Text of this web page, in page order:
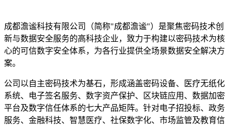
成都澹谧科技有限公司（简称"成都澹谧"）是聚焦密码技术创
新与数据安全服务的高科技企业，致力于构建以密码技术为核
心的可信数字安全体系，为各行业提供全场景数据安全解决方
案。
公司以自主密码技术为基石，形成涵盖密码设备、医疗无纸化
系统、电子签名服务、数字资产保护、区块链应用、数据加密
平台及数字信任体系的七大产品矩阵。针对电子招投标、政务
服务、金融科技、智慧医疗、社保数字化、市场监管及教育信